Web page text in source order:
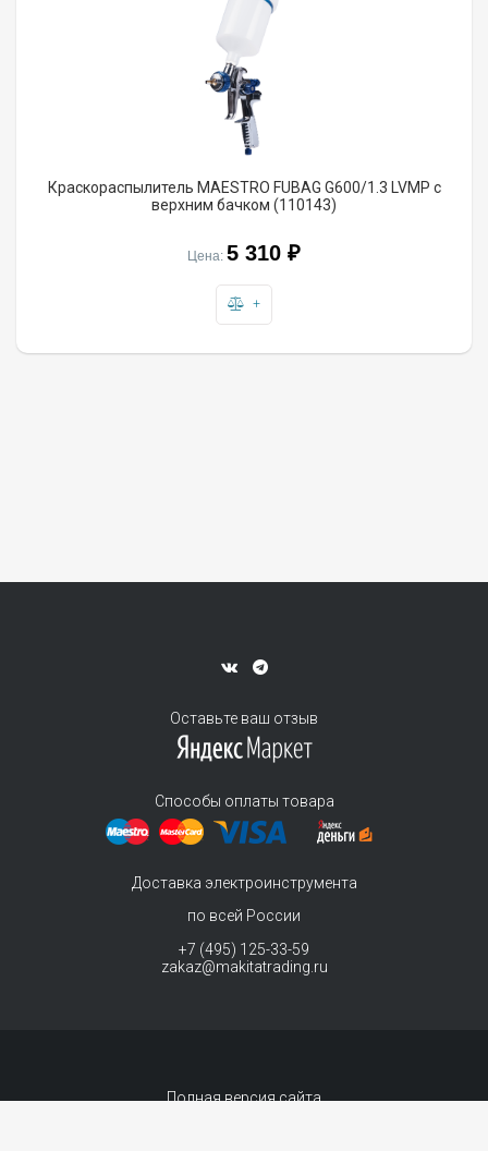
Краскораспылитель MAESTRO FUBAG G600/1.3 LVMP с
верхним бачком (110143)
Цена: 5 310 ₽
+
Оставьте ваш отзыв
Способы оплаты товара
Доставка электроинструмента
по всей России
+7 (495) 125-33-59
zakaz@makitatrading.ru
Полная версия сайта